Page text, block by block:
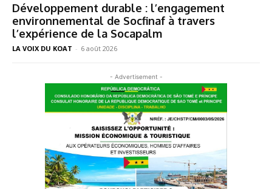
Développement durable : l’engagement
environnemental de Socfinaf à travers
l’expérience de la Socapalm
LA VOIX DU KOAT - 6 août 2026
- Advertisement -